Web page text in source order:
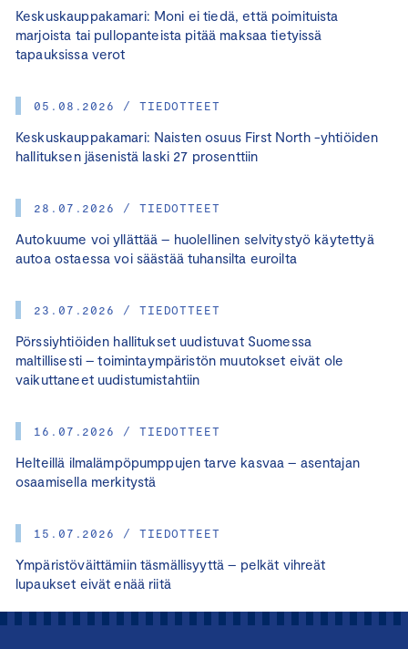
Keskuskauppakamari: Moni ei tiedä, että poimituista
marjoista tai pullopanteista pitää maksaa tietyissä
tapauksissa verot
05.08.2026 / TIEDOTTEET
Keskuskauppakamari: Naisten osuus First North -yhtiöiden
hallituksen jäsenistä laski 27 prosenttiin
28.07.2026 / TIEDOTTEET
Autokuume voi yllättää – huolellinen selvitystyö käytettyä
autoa ostaessa voi säästää tuhansilta euroilta
23.07.2026 / TIEDOTTEET
Pörssiyhtiöiden hallitukset uudistuvat Suomessa
maltillisesti – toimintaympäristön muutokset eivät ole
vaikuttaneet uudistumistahtiin
16.07.2026 / TIEDOTTEET
Helteillä ilmalämpöpumppujen tarve kasvaa – asentajan
osaamisella merkitystä
15.07.2026 / TIEDOTTEET
Ympäristöväittämiin täsmällisyyttä – pelkät vihreät
lupaukset eivät enää riitä